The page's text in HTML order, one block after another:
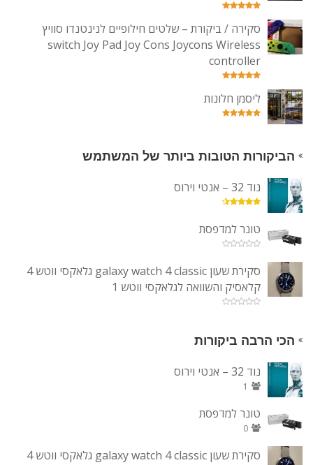
סקירה / ביקורת – שלטים חילופיים לנינטנדו סוויץ
switch Joy Pad Joy Cons Joycons Wireless
controller
ליסמן חלונות
הביקורות הטובות ביותר של המשתמש
נוד 32 – אנטי וירוס
טונר למדפסת
סקירת שעון galaxy watch 4 classic גלאקסי ווטש 4
קלאסיק והשוואה לגלאקסי ווטש 1
הכי הרבה ביקורות
נוד 32 – אנטי וירוס
1
טונר למדפסת
0
סקירת שעון galaxy watch 4 classic גלאקסי ווטש 4